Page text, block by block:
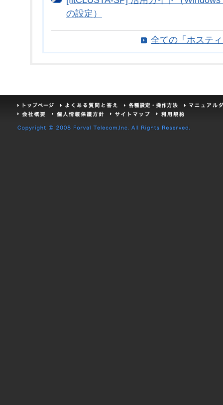
の設定）
全ての「ホステ